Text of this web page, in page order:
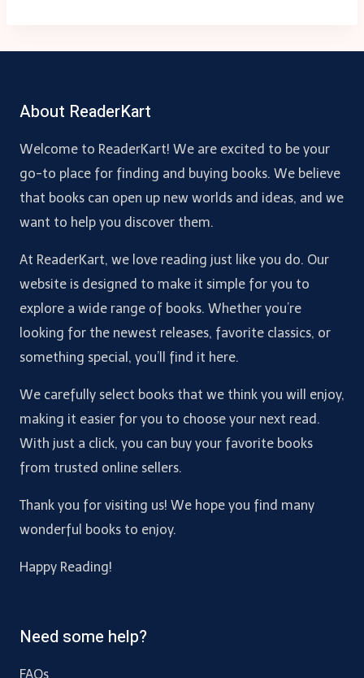
About ReaderKart
Welcome to ReaderKart! We are excited to be your
go-to place for finding and buying books. We believe
that books can open up new worlds and ideas, and we
want to help you discover them.
At ReaderKart, we love reading just like you do. Our
website is designed to make it simple for you to
explore a wide range of books. Whether you’re
looking for the newest releases, favorite classics, or
something special, you’ll find it here.
We carefully select books that we think you will enjoy,
making it easier for you to choose your next read.
With just a click, you can buy your favorite books
from trusted online sellers.
Thank you for visiting us! We hope you find many
wonderful books to enjoy.
Happy Reading!
Need some help?
FAQs